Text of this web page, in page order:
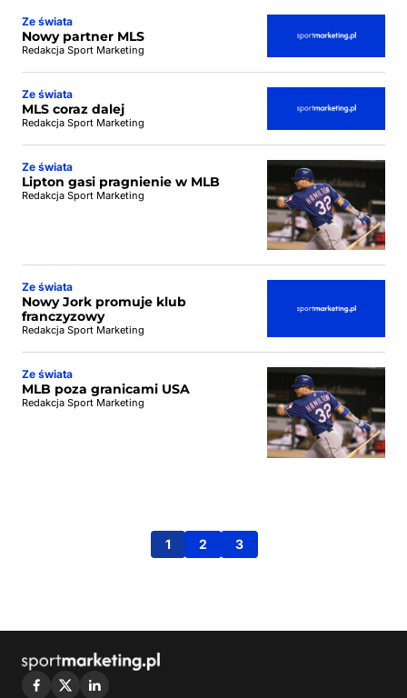
Ze świata
Nowy partner MLS
Redakcja Sport Marketing
Ze świata
MLS coraz dalej
Redakcja Sport Marketing
Ze świata
Lipton gasi pragnienie w MLB
Redakcja Sport Marketing
Ze świata
Nowy Jork promuje klub
franczyzowy
Redakcja Sport Marketing
Ze świata
MLB poza granicami USA
Redakcja Sport Marketing
1 2 3